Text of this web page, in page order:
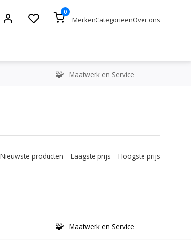
0
MerkenCategorieënOver ons
Maatwerk en Service
Nieuwste producten Laagste prijs Hoogste prijs
Maatwerk en Service